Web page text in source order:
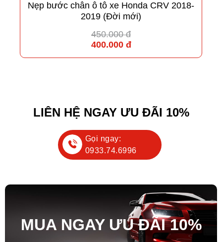
Nẹp bước chân ô tô xe Honda CRV 2018-
2019 (Đời mới)
450.000 đ
400.000 đ
LIÊN HỆ NGAY ƯU ĐÃI 10%
Gọi ngay:
0933.74.6996
MUA NGAY ƯU ĐÃI10%